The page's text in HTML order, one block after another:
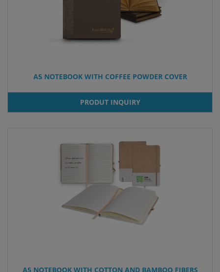
A5 NOTEBOOK WITH COFFEE POWDER COVER
PRODUT INQUIRY
A5 NOTEBOOK WITH COTTON AND BAMBOO FIBERS